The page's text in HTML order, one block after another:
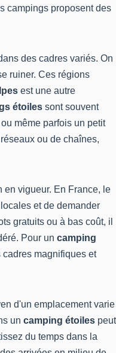
campings proposent des
des cadres variés. On
ruiner. Ces régions
est une autre
étoiles sont souvent
même parfois un petit
ou de chaînes,
en vigueur. En France, le
et de demander
gratuits ou à bas coût, il
Pour un camping
magnifiques et
d'un emplacement varie
un camping étoiles peut
du temps dans la